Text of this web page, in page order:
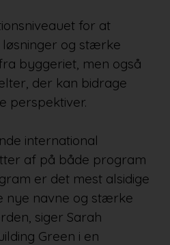
for at
og stærke
byggeriet, men også
der kan bidrage
perspektiver.
international
af på både program
er det mest alsidige
nye navne og stærke
siger Sarah
Green i en